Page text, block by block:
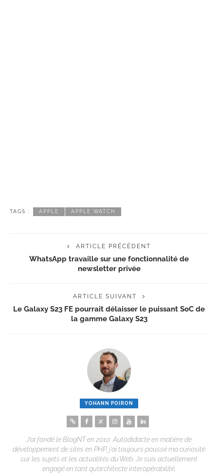
TAGS : APPLE APPLE WATCH
ARTICLE PRÉCÉDENT
WhatsApp travaille sur une fonctionnalité de
newsletter privée
ARTICLE SUIVANT
Le Galaxy S23 FE pourrait délaisser le puissant SoC de
la gamme Galaxy S23
YOHANN POIRON
J’ai fondé le BlogNT en 2010. Autodidacte en matière de
développement de sites en PHP, j’ai toujours poussé ma curiosité
sur les sujets et les actualités du Web. Je suis actuellement
engagé en tant qu’architecte interopérabilité.